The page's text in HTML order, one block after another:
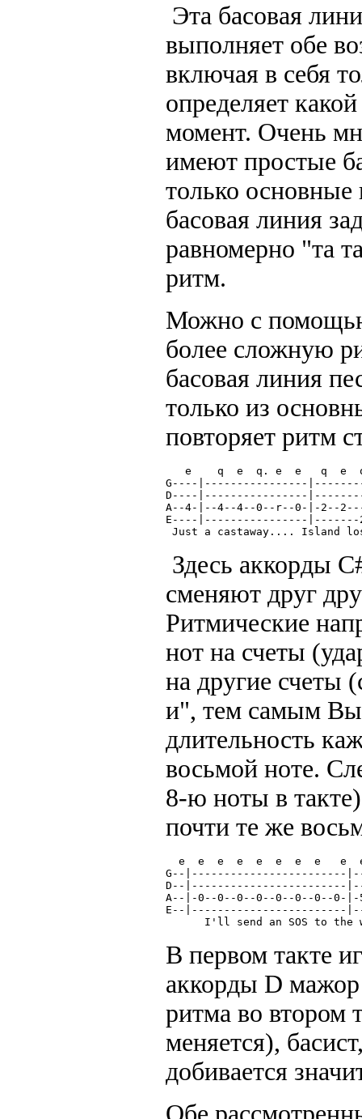
Эта басовая
выполняет обе
включая в себя
определяет
момент. Очень
имеют простые
только
басовая линия
равномерно "та
ритм.
Можно с
более сложную
басовая линия
только из
повторяет ритм
e    q  e  q. e  e   q  e
G----|----------------
D----|----------------
A--4-|--4--4--0--r--0-|-2--
E----|----------------|-------
Just a castaway.... Island
Здесь аккорды
сменяют друг
Ритмические
нот на счеты
на другие счеты
и", тем самым Вы
длительность
восьмой ноте.
8-ю ноты в
почти те же
e  e  e  e  e  e  e  e   e
G--|------------------------
D--|------------------------
A--|-0--0--0--0--0--0--0--0-
E--|------------------------
I'll send an SOS to the
В первом такте
аккорды D
ритма во втором
меняется),
добивается